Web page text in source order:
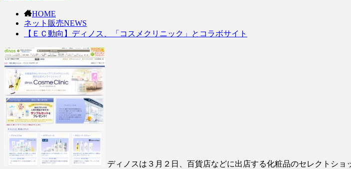
HOME
ネット販売NEWS
【ＥＣ動向】ディノス、「コスメクリニック」とコラボサイト
ディノスは３月２日、百貨店などに出店する化粧品のセレクトシ